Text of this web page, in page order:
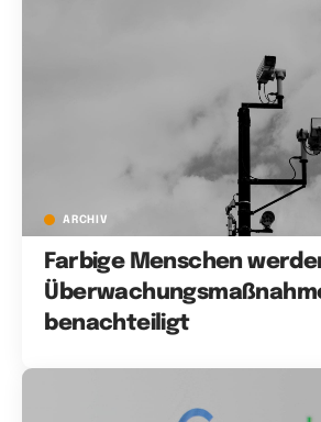
ARCHIV
Farbige Menschen
benachteiligt